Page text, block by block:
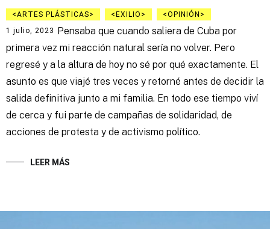
ARTES PLÁSTICAS EXILIO
OPINIÓN
1 julio, 2023 Pensaba que cuando saliera de Cuba por
primera vez mi reacción natural sería no volver. Pero
regresé y a la altura de hoy no sé por qué exactamente. El
asunto es que viajé tres veces y retorné antes de decidir la
salida definitiva junto a mi familia. En todo ese tiempo viví
de cerca y fui parte de campañas de solidaridad, de
acciones de protesta y de activismo político.
LEER MÁS